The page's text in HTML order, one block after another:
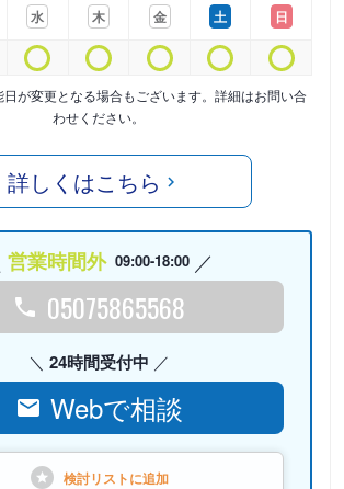
水
木
金
土
日
が変更となる場合もございます。詳細はお問い合
わせください。
詳しくはこちら
営業時間外 09:00-18:00
05075865568
24時間受付中
Webで相談
検討リストに追加